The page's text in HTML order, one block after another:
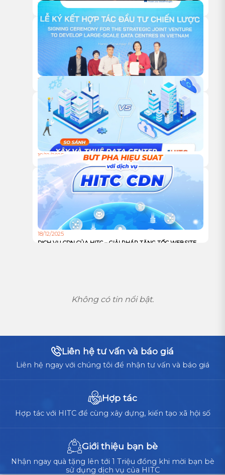
18/05/2026
HITC TRAO TẶNG 1 TỶ ĐỒNG HỖ TRỢ HOẠT ĐỘNG NGHIÊN
CỨU KHOA HỌC CỦA VUSTA
18/12/2025
HỘI NGHỊ KHÁCH HÀNG HITC 2025 – VỮNG BƯỚC ĐỒNG
HÀNH, VƯƠN XA CÙNG HẠ TẦNG XANH
18/12/2025
TỰ XÂY HAY THUÊ TRUNG TÂM DỮ LIỆU: ĐÂU LÀ LỰA
CHỌN TỐI ƯU CHO DOANH NGHIỆP?
18/12/2025
DỊCH VỤ CDN CỦA HITC – GIẢI PHÁP TĂNG TỐC WEBSITE
Không có tin nổi bật.
Liên hệ tư vấn và báo giá
Liên hệ ngay với chúng tôi để nhận tư vấn và báo giá
Hợp tác
Hợp tác với HITC để cùng xây dựng, kiến tạo xã hội số
Giới thiệu bạn bè
Nhận ngay quà tặng lên tới 1 Triệu đồng khi mời bạn bè
sử dụng dịch vụ của HITC